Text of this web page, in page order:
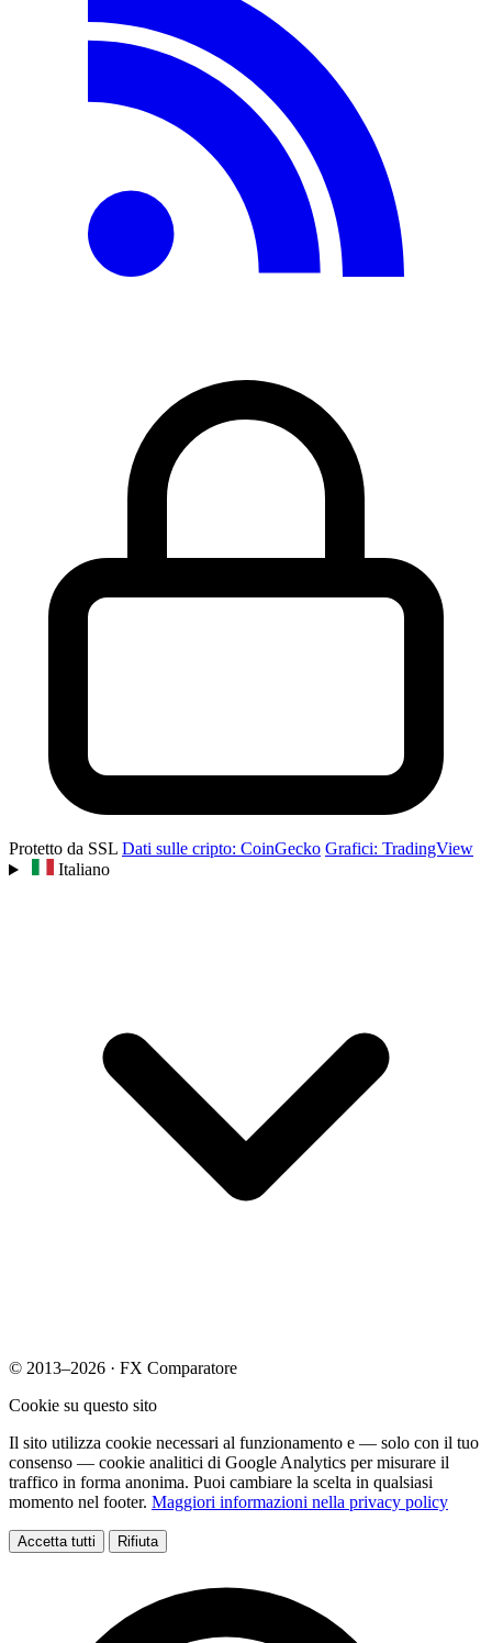
Protetto da SSL Dati sulle cripto: CoinGecko Grafici: TradingView
Italiano
© 2013–2026 · FX Comparatore
Cookie su questo sito
Il sito utilizza cookie necessari al funzionamento e — solo con il tuo
consenso — cookie analitici di Google Analytics per misurare il
traffico in forma anonima. Puoi cambiare la scelta in qualsiasi
momento nel footer. Maggiori informazioni nella privacy policy
Accetta tutti Rifiuta